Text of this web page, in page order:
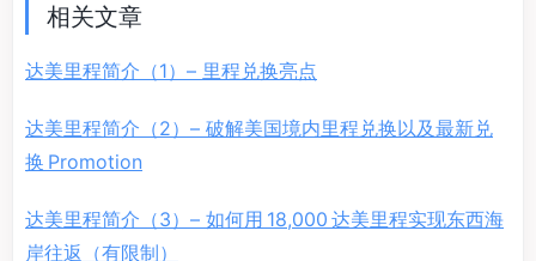
相关文章
达美里程简介（1）– 里程兑换亮点
达美里程简介（2）– 破解美国境内里程兑换以及最新兑
换 Promotion
达美里程简介（3）– 如何用 18,000 达美里程实现东西海
岸往返（有限制）